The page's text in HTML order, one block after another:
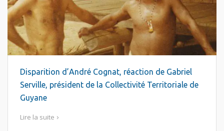
Disparition d’André Cognat, réaction de Gabriel
Serville, président de la Collectivité Territoriale de
Guyane
Lire la suite